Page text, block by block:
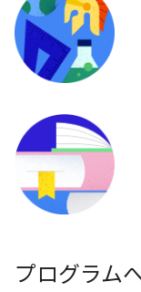
プログラム